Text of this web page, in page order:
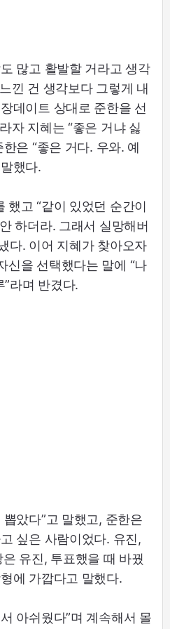
많고 활발할 거라고 생각
낀 건 생각보다 그렇게 내
데이트 상대로 준한을 선
자 지혜는 “좋은 거냐 싫
은 “좋은 거다. 우와. 예
했다.
했고 “같이 있었던 순간이
하더라. 그래서 실망해버
다. 이어 지혜가 찾아오자
신을 선택했다는 말에 “나
라며 반겼다.
았다”고 말했고, 준한은
싶은 사람이었다. 유진,
유진, 투표했을 때 바꿨
에 가깝다고 말했다.
아쉬웠다”며 계속해서 몰